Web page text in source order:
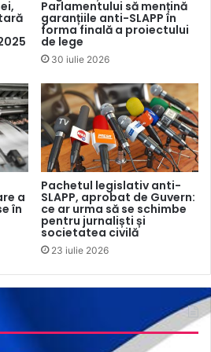
„pentru a desfășura cu acesta
BBCscrie că nu se
Nevzorov, dar că, pe 18 martie,
jurnalistul s-a adresat pe
către Alexandr Bastrîkin, șeful
menționând că articolul din Codul
false militare”, în opinia sa,
și că există imagini și materiale
maternitatea din Mariopol a fost
a fost unanimă în privința
a scris Nevzorov.
anchetă se spune că a fost inițiat
jurnalistului ucrainean, Dmitrii
publice de a dezlănțui un război
Parlamentului să mențină
garanțiile anti-SLAPP în
forma finală a proiectului
de lege
30 iulie 2026
a
în
Pachetul legislativ anti-
SLAPP, aprobat de Guvern:
ce ar urma să se schimbe
pentru jurnaliști și
societatea civilă
23 iulie 2026